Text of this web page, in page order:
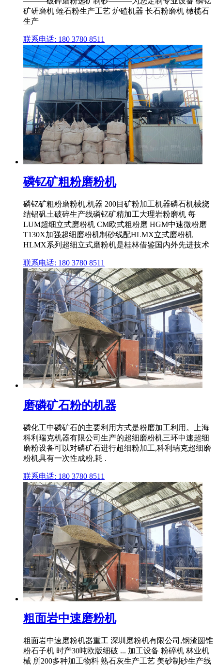
矿研磨机 蛭石粉生产工艺 炉碴机器 长石粉磨机 橄榄石
生产
联系电话: 180 3780 8511
磷钇矿粗粉磨粉机
磷钇矿粗粉磨粉机,机器 200目矿粉加工机器磷石机械烧
结铝矾土破碎生产线磷钇矿精加工大理岩粉磨机 每
LUM超细立式磨粉机 CM欧式粗粉磨 HGM中速微粉磨
T130X加强超细磨粉机制砂线配HLMX立式磨粉机
HLMX系列超细立式磨粉机是桂林借鉴国内外先进技术
联系电话: 180 3780 8511
磨磷矿石粉的机器
磷化工中磷矿石的主要利用方式是粉磨加工利用。上海
科利瑞克机器有限公司生产的超细磨粉机三环中速超细
磨粉设备可以对磷矿石进行超细粉加工,科利瑞克超细磨
粉机具有一次性成粉,耗 .
联系电话: 180 3780 8511
粗面岩中速磨粉机
粗面岩中速磨粉机器重工 深圳磨粉机有限公司,钢渣圆锥
粉石子机 时产30吨欧版细破 ... 加工设备 粉碎机 林业机
械 所200多种加工物料 熟石灰生产工艺 美砂制砂生产线